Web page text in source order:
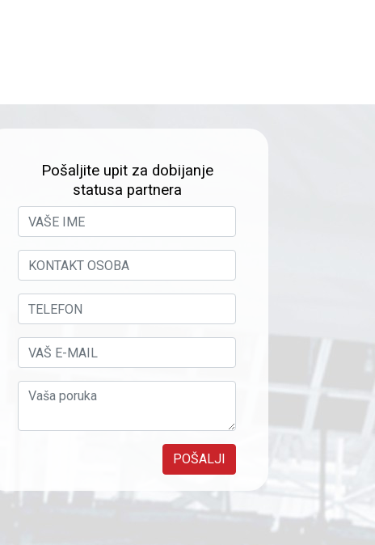
Pošaljite upit za dobijanje
statusa partnera
POŠALJI